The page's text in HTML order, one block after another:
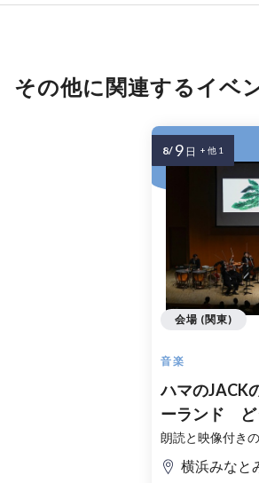
その他に関連するイベ
音楽
ハマのJACK
ーランド ど
ト
朗読と映像付き
横浜みなと
会場 (関東)
8/ 9 日 + 他 1